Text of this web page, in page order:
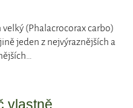
velký (Phalacrocorax carbo)
jeden z nejvýraznějších a
vlastně